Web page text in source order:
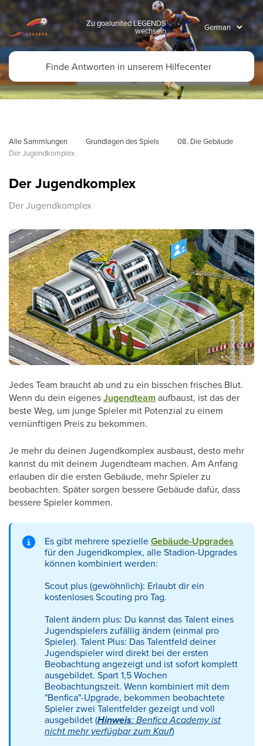
Zu goalunited LEGENDS
wechseln
Alle Sammlungen Grundlagen des Spiels
08. Die Gebäude
Der Jugendkomplex
Der Jugendkomplex
Der Jugendkomplex
Jedes Team braucht ab und zu ein bisschen frisches Blut.
Wenn du dein eigenesJugendteamaufbaust, ist das der
beste Weg, um junge Spieler mit Potenzial zu einem
vernünftigen Preis zu bekommen.
Je mehr du deinen Jugendkomplex ausbaust, desto mehr
kannst du mit deinem Jugendteam machen. Am Anfang
erlauben dir die ersten Gebäude, mehr Spieler zu
beobachten. Später sorgen bessere Gebäude dafür, dass
bessere Spieler kommen.
Es gibt mehrere spezielleGebäude-Upgrades
für den Jugendkomplex, alle Stadion-Upgrades
können kombiniert werden:
Scout plus (gewöhnlich): Erlaubt dir ein
kostenloses Scouting pro Tag.
Talent ändern plus: Du kannst das Talent eines
Jugendspielers zufällig ändern (einmal pro
Spieler). Talent Plus: Das Talentfeld deiner
Jugendspieler wird direkt bei der ersten
Beobachtung angezeigt und ist sofort komplett
ausgebildet. Spart 1,5 Wochen
Beobachtungszeit. Wenn kombiniert mit dem
"Benfica"-Upgrade, bekommen beobachtete
Spieler zwei Talentfelder gezeigt und voll
ausgebildet (Hinweis: Benfica Academy ist
nicht mehr verfügbar zum Kauf)